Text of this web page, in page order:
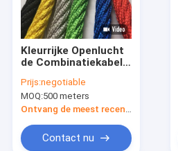
Kleurrijke Openlucht
de Combinatiekabel
van de
Speelplaatspolyester
Prijs:negotiable
MOQ:500 meters
Contact nu